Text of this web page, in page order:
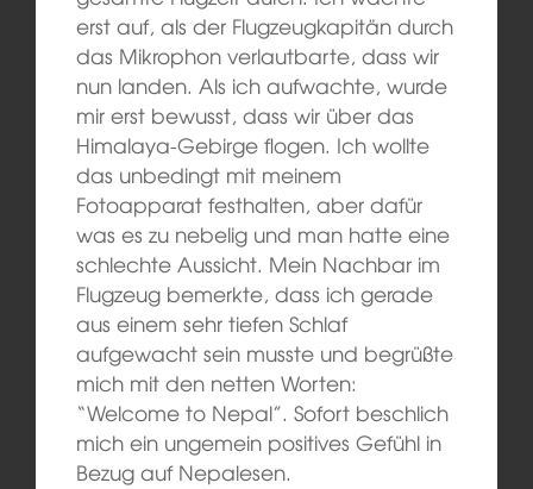
erst auf, als der Flugzeugkapitän durch
das Mikrophon verlautbarte, dass wir
nun landen. Als ich aufwachte, wurde
mir erst bewusst, dass wirüber das
Himalaya-Gebirge flogen. Ich wollte
das unbedingt mit meinem
Fotoapparat festhalten, aber dafür
was es zu nebelig und man hatte eine
schlechte Aussicht. Mein Nachbar im
Flugzeug bemerkte, dass ich gerade
aus einem sehr tiefen Schlaf
aufgewacht sein musste und begrüßte
mich mit den netten Worten:
“Welcome to Nepal”. Sofort beschlich
mich ein ungemein positives Gefühl in
Bezug auf Nepalesen.